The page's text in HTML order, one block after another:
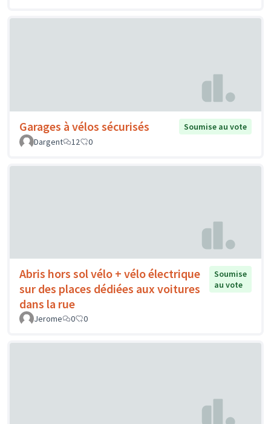
Garages à vélos sécurisés
Soumise au vote
Dargent
12 0
Abris hors sol vélo + vélo électrique
sur des places dédiées aux voitures
dans la rue
Soumise
au vote
Jerome 0 0